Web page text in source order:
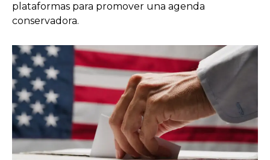
plataformas para promover una agenda
conservadora.